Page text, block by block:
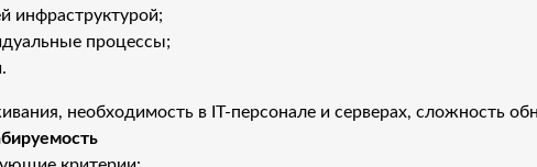
инфраструктурой;
процессы;
необходимость в IT-персонале и серверах, сложность